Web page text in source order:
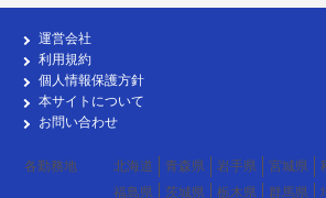
運営会社
利用規約
個人情報保護方針
本サイトについて
お問い合わせ
各勤務地 北海道 青森県 岩手県 宮城県
福島県
茨城県 栃木県 群馬県